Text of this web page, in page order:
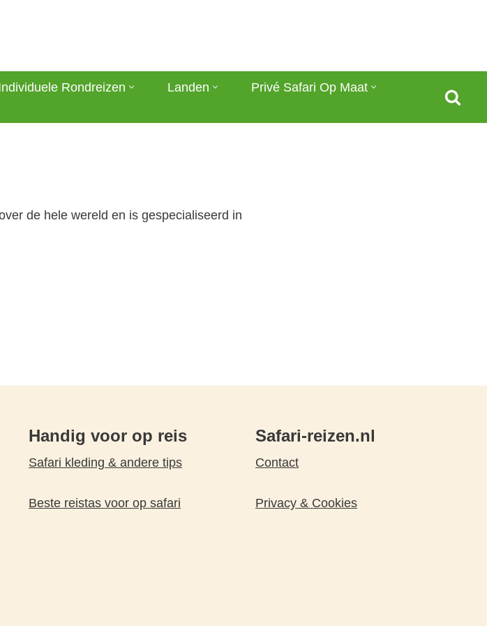
Rondreizen Landen
Privé Safari Op Maat
de hele wereld en is gespecialiseerd in
Handig voor op reis
Safari kleding & andere tips
Beste reistas voor op safari
Safari-reizen.nl
Contact
Privacy & Cookies